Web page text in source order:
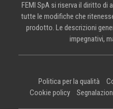
FEMI SpA si riserva il diritto di
tutte le modifiche che
prodotto. Le descrizioni
impegnativi,
Politica per la qualità
Cookie policy